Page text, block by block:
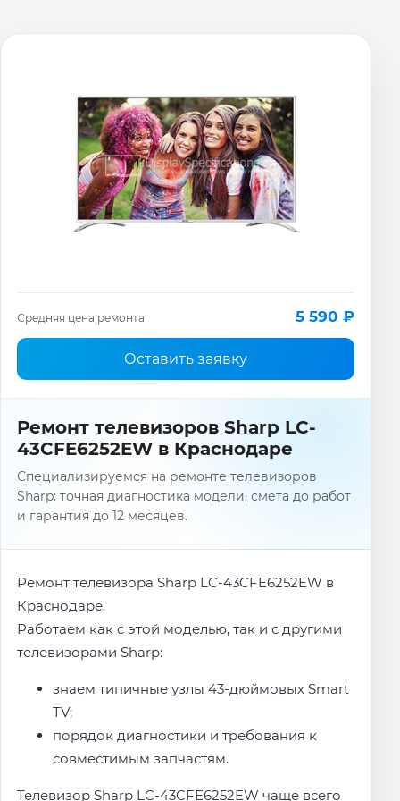
Средняя цена ремонта 5 590 ₽
Оставить заявку
Ремонт телевизоров Sharp LC-
43CFE6252EW в Краснодаре
Специализируемся на ремонте телевизоров
Sharp: точная диагностика модели, смета до работ
и гарантия до 12 месяцев.
Ремонт телевизора Sharp LC-43CFE6252EW в
Краснодаре.
Работаем как с этой моделью, так и с другими
телевизорами Sharp:
знаем типичные узлы 43-дюймовых Smart
TV;
порядок диагностики и требования к
совместимым запчастям.
Телевизор Sharp LC-43CFE6252EW чаще всего